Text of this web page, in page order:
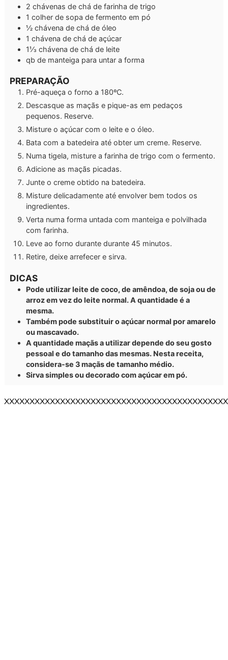
2 chávenas de chá de farinha de trigo
1 colher de sopa de fermento em pó
½ chávena de chá de óleo
1 chávena de chá de açúcar
1⅓ chávena de chá de leite
qb de manteiga para untar a forma
PREPARAÇÃO
Pré-aqueça o forno a 180ºC.
Descasque as maçãs e pique-as em pedaços
pequenos. Reserve.
Misture o açúcar com o leite e o óleo.
Bata com a batedeira até obter um creme. Reserve.
Numa tigela, misture a farinha de trigo com o fermento.
Adicione as maçãs picadas.
Junte o creme obtido na batedeira.
Misture delicadamente até envolver bem todos os
ingredientes.
Verta numa forma untada com manteiga e polvilhada
com farinha.
Leve ao forno durante durante 45 minutos.
Retire, deixe arrefecer e sirva.
DICAS
Pode utilizar leite de coco, de amêndoa, de soja ou de
arroz em vez do leite normal. A quantidade é a
mesma.
Também pode substituir o açúcar normal por amarelo
ou mascavado.
A quantidade maçãs a utilizar depende do seu gosto
pessoal e do tamanho das mesmas. Nesta receita,
considera-se 3 maçãs de tamanho médio.
Sirva simples ou decorado com açúcar em pó.